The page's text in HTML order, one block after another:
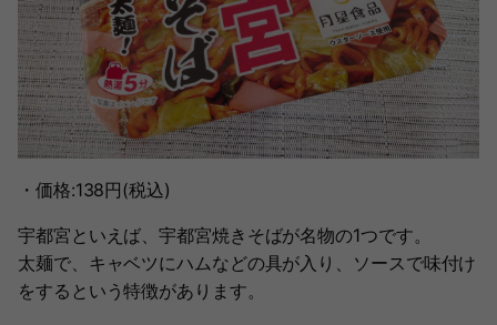
・価格:138円(税込)
宇都宮といえば、宇都宮焼きそばが名物の1つです。
太麺で、キャベツにハムなどの具が入り、ソースで味付け
をするという特徴があります。